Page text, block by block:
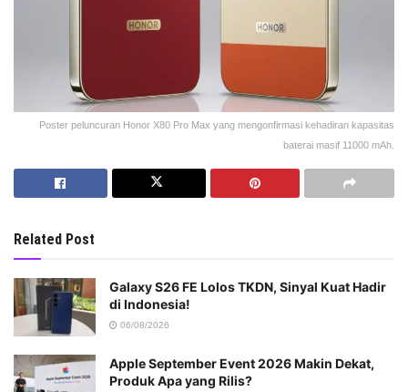
Poster peluncuran Honor X80 Pro Max yang mengonfirmasi kehadiran kapasitas
baterai masif 11000 mAh.
Related Post
Galaxy S26 FE Lolos TKDN, Sinyal Kuat Hadir
di Indonesia!
06/08/2026
Apple September Event 2026 Makin Dekat,
Produk Apa yang Rilis?